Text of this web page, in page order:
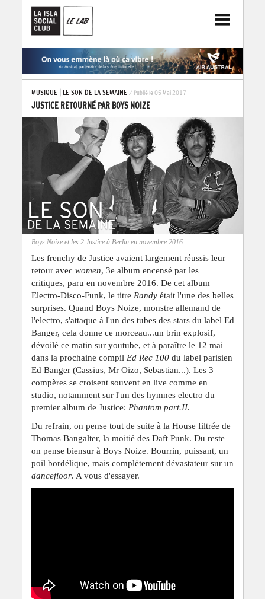
MUSIQUE| LE SON DE LA SEMAINE / Publié le 05 Mai 2017
JUSTICE RETOURNÉ PAR BOYS NOIZE
Boys Noize et les 2 Justice à Berlin en novembre 2016.
Les frenchy de Justice avaient largement réussis leur
retour avec women, 3e album encensé par les
critiques, paru en novembre 2016. De cet album
Electro-Disco-Funk, le titre Randy était l'une des belles
surprises. Quand Boys Noize, monstre allemand de
l'electro, s'attaque à l'un des tubes des stars du label Ed
Banger, cela donne ce morceau...un brin explosif,
dévoilé ce matin sur youtube, et à paraître le 12 mai
dans la prochaine compil Ed Rec 100du label parisien
Ed Banger (Cassius, Mr Oizo, Sebastian...). Les 3
compères se croisent souvent en live comme en
studio, notamment sur l'un des hymnes electro du
premier album de Justice: Phantom part.II.
Du refrain, on pense tout de suite à la House filtrée de
Thomas Bangalter, la moitié des Daft Punk. Du reste
on pense biensur à Boys Noize. Bourrin, puissant, un
poil bordélique, mais complètement dévastateur sur un
dancefloor. A vous d'essayer.